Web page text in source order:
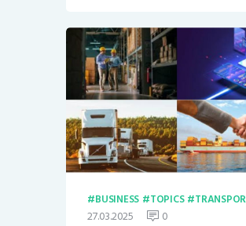
BUSINESS TOPICS
27.03.2025 0